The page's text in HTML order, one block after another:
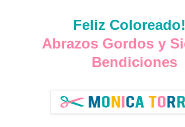
Feliz
Abrazos Gordos y
Bendiciones